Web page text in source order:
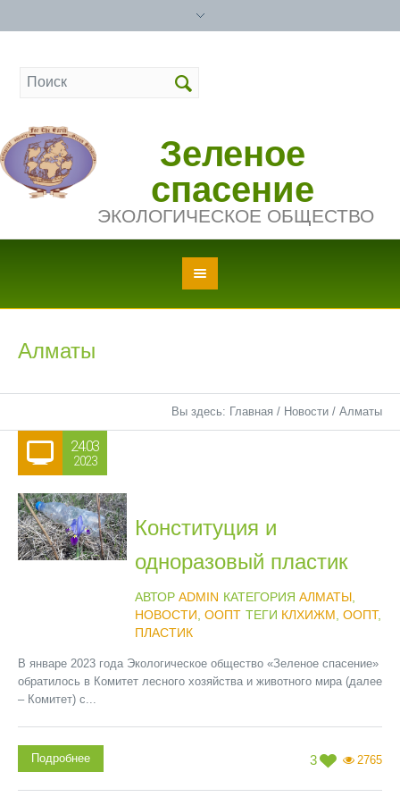
Зеленое
спасение
ЭКОЛОГИЧЕСКОЕ ОБЩЕСТВО
Алматы
Вы здесь: Главная / Новости / Алматы
24.03
2023
Конституция и
одноразовый пластик
АВТОР ADMIN КАТЕГОРИЯ АЛМАТЫ,
НОВОСТИ ООПТ ТЕГИ КЛХИЖМ ООПТ,
ПЛАСТИК
В январе 2023 года Экологическое общество «Зеленое спасение»
обратилось в Комитет лесного хозяйства и животного мира (далее
– Комитет) с...
3 2765
Подробнее